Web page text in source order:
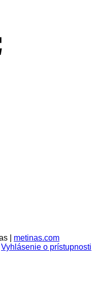
| metinas.com
Vyhlásenie o prístupnosti